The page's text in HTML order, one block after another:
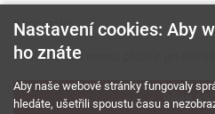
0 komentářů
Nastavení cookies: Aby
ho znáte
Aby naše webové stránky fungovaly
hledáte, ušetřili spoustu času a